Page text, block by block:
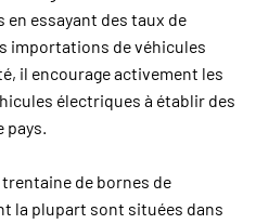
en essayant des taux de
importations de véhicules
il encourage activement les
électriques à établir des
pays.
trentaine de bornes de
la plupart sont situées dans